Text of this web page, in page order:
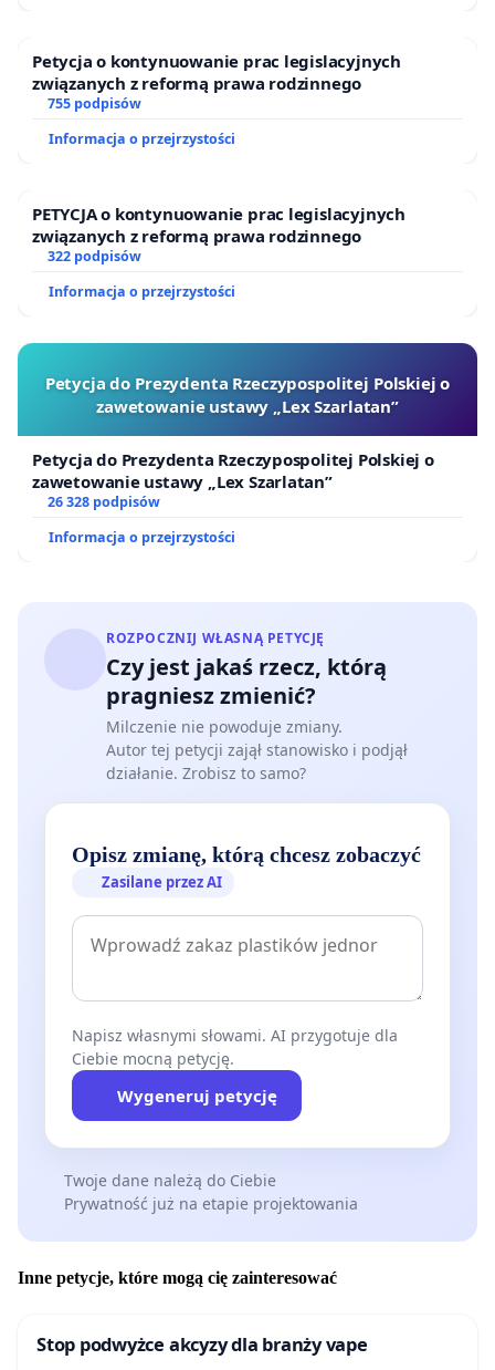
ze stron ani nie sięga po agresję słowną
czy symboliczną. Nie sposób zrozumieć decyzji
o przekreśleniu tych osiągnięć. Nie uspokajają nas
Sztuki, w sytuacji, gdy tym słowom towarzyszy
krytyka największych osiągnięć tejże instytucji
(zwłaszcza jej osiągnięć w promowaniu polskiej
w wątpliwość charakteru gestów artystycznych,
które powołały do życia większość dzieł
stanowiących kolekcję Muzeum. Pozycja
najważniejszej instytucji kultury w naszym mieście
została zbudowana na zaufaniu i ciekawości
drugiego człowieka – to takiego Muzeum Sztuki
nie chcemy utracić.
dyrektorskiej dla p. Andrzeja Biernackiego
oraz zorganizowanie szeroko zakrojonej dyskusji
dotyczącej przyszłości Muzeum Sztuki w Łodzi,
poprzedzającej konkurs na stanowisko dyrektora
tej instytucji.
Podpisali:
Łukasz Kaczyński, redaktor naczelny „Kalejdoskopu
dr hab. prof. UŁ Anita Jarzyna, Instytut Filologii
Polskiej i Logopedii UŁ
dr Tomasz Załuski, Instytut Kultury Współczesnej
dr Piotr Olkusz, Instytut Kultury Współczesnej UŁ
dr hab. prof. UŁ Agnieszka Izdebska, Instytut
Kultury Współczesnej UŁ
prof. dr hab. Małgorzata Leyko, Instytut Kultury
Współczesnej UŁ
dr Marcin Bogusławski, Instytut Filozofii UŁ
mgr Jarosław Grzechowiak, Instytut Kultury
Współczesnej UŁ
prof. Joanna Jabłkowska, Instytut Filologii
Petycja o kontynuowanie prac legislacyjnych
związanych z reformą prawa rodzinnego
755 podpisów
Informacja o przejrzystości
PETYCJA o kontynuowanie prac legislacyjnych
związanych z reformą prawa rodzinnego
322 podpisów
Informacja o przejrzystości
Petycja do Prezydenta Rzeczypospolitej Polskiej o
zawetowanie ustawy „Lex Szarlatan”
Petycja do Prezydenta Rzeczypospolitej Polskiej o
zawetowanie ustawy „Lex Szarlatan”
26 328 podpisów
Informacja o przejrzystości
ROZPOCZNIJ WŁASNĄ PETYCJĘ
Czy jest jakaś rzecz, którą
pragniesz zmienić?
Milczenie nie powoduje zmiany.
Autor tej petycji zajął stanowisko i podjął
działanie. Zrobisz to samo?
Opisz zmianę, którą chcesz zobaczyć
Zasilane przez AI
Napisz własnymi słowami. AI przygotuje dla
Ciebie mocną petycję.
Wygeneruj petycję
Twoje dane należą do Ciebie
Prywatność już na etapie projektowania
Inne petycje, które mogą cię zainteresować
Stop podwyżce akcyzy dla branży vape